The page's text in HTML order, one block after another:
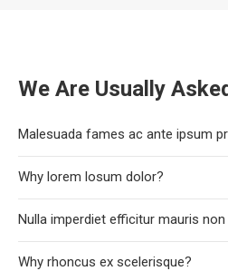
We Are Usually
Malesuada fames ac ante ipsum
Why lorem losum dolor?
Nulla imperdiet efficitur mauris
Why rhoncus ex scelerisque?